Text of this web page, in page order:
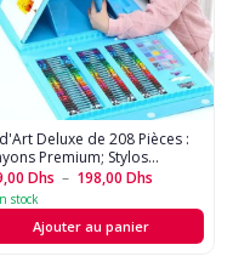
Deluxe de 208 Pièces :
Premium; Stylos
pour Dessin, Peinture;
Créatifs
Dhs – 198,00 Dhs
stock
Ajouter au panier